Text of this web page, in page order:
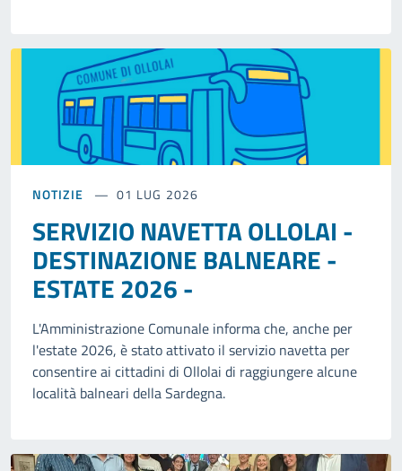
NOTIZIE 01 LUG 2026
SERVIZIO NAVETTA OLLOLAI -
DESTINAZIONE BALNEARE -
ESTATE 2026 -
L'Amministrazione Comunale informa che, anche per
l'estate 2026, è stato attivato il servizio navetta per
consentire ai cittadini di Ollolai di raggiungere alcune
località balneari della Sardegna.